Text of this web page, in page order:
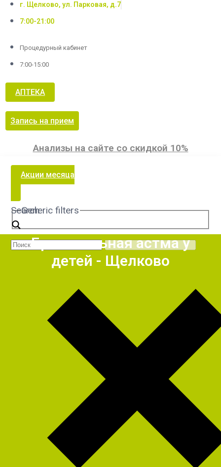
г. Щелково, ул. Парковая, д.7
7:00-21:00
Процедурный кабинет
7:00-15:00
АПТЕКА
Запись на прием
Анализы на сайте со скидкой 10%
Акции месяца
Search
Generic filters
Бронхиальная астма у
детей - Щелково